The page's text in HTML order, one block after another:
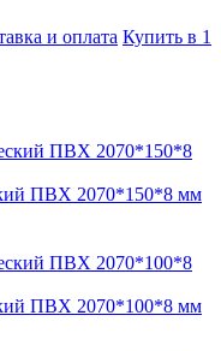
и оплата Купить в 1
ПВХ 2070*150*8 мм
ПВХ 2070*100*8 мм